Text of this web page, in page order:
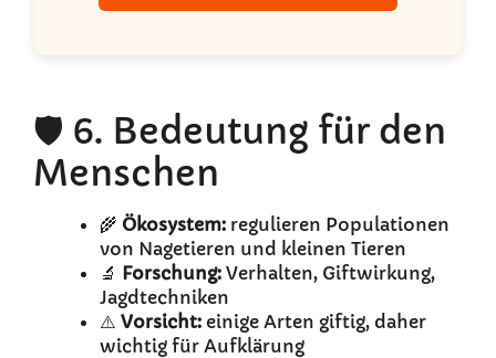
🛡️ 6. Bedeutung für den
Menschen
🌾 Ökosystem: regulieren Populationen
von Nagetieren und kleinen Tieren
🔬 Forschung: Verhalten, Giftwirkung,
Jagdtechniken
⚠️ Vorsicht: einige Arten giftig, daher
wichtig für Aufklärung